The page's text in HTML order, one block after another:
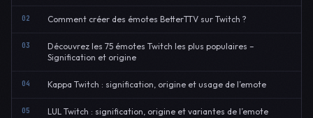
02 Comment créer des émotes BetterTTV sur Twitch ?
03
Découvrez les 75 émotes Twitch les plus populaires –
Signification et origine
04 Kappa Twitch : signification, origine et usage de l’emote
05 LUL Twitch : signification, origine et variantes de l’emote